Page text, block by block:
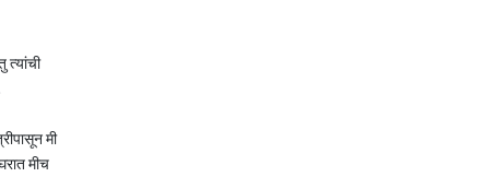
त्यांची
मी
मीच